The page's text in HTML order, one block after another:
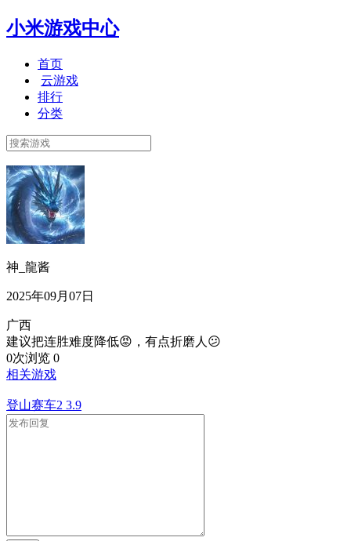
小米游戏中心
首页
云游戏
排行
分类
神_龍酱
2025年09月07日
广西
建议把连胜难度降低😡，有点折磨人😕
0次浏览 0
相关游戏
登山赛车2 3.9